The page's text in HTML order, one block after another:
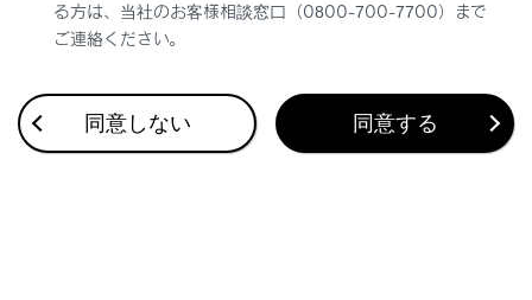
このページは役に立ちましたか？
る方は、当社のお客様相談窓口（0800-700-7700）まで
ご連絡ください。
同意しない 同意する